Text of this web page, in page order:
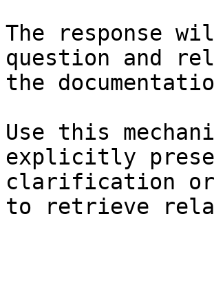
The response
question and
the
Use this
explicitly
clarification or